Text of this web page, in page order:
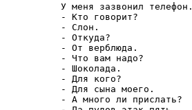
У меня зазвонил телефон.
- Кто говорит?
- Слон.
- Откуда?
- От верблюда.
- Что вам надо?
- Шоколада.
- Для кого?
- Для сына моего.
- А много ли прислать?